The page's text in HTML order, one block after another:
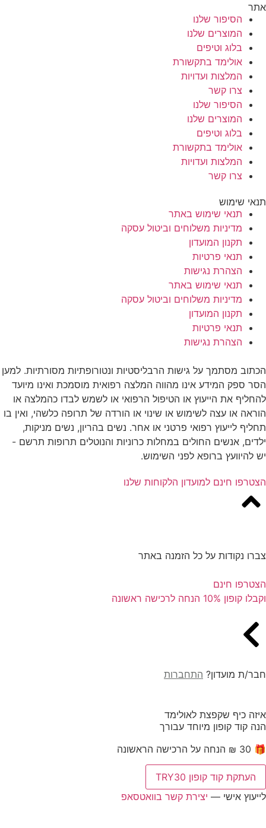
אתר
הסיפור שלנו
המוצרים שלנו
בלוג וטיפים
אולימד בתקשורת
המלצות ועדויות
צרו קשר
הסיפור שלנו
המוצרים שלנו
בלוג וטיפים
אולימד בתקשורת
המלצות ועדויות
צרו קשר
תנאי שימוש
תנאי שימוש באתר
מדיניות משלוחים וביטול עסקה
תקנון המועדון
תנאי פרטיות
הצהרת נגישות
תנאי שימוש באתר
מדיניות משלוחים וביטול עסקה
תקנון המועדון
תנאי פרטיות
הצהרת נגישות
הכתוב מסתמך על גישות הרבליסטיות ונטורופתיות מסורתיות. למען
הסר ספק המידע אינו מהווה המלצה רפואית מוסמכת ואינו מיועד
להחליף את הייעוץ או הטיפול הרפואי או לשמש לבדו כהמלצה או
הוראה או עצה לשימוש או שינוי או הורדה של תרופה כלשהי, ואין בו
תחליף לייעוץ רפואי פרטני או אחר. נשים בהריון, נשים מניקות,
ילדים, אנשים החולים במחלות כרוניות והנוטלים תרופות תרשם -
יש להיוועץ ברופא לפני השימוש.
הצטרפו חינם למועדון הלקוחות שלנו
צברו נקודות על כל הזמנה באתר
הצטרפו חינם
וקבלו קופון 10% הנחה לרכישה ראשונה
חבר/ת מועדון? התחברות
איזה כיף שקפצת לאולימד
הנה קוד קופון מיוחד עבורך
🎁 30 ₪ הנחה על הרכישה הראשונה
העתקת קוד קופון TRY30
לייעוץ אישי — יצירת קשר בוואטסאפ